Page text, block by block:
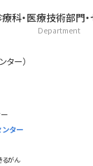
科・医療技術部門・
Department
ター）
ター
るがん